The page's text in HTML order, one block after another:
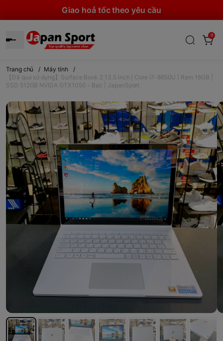
Giao hoả tốc theo yêu cầu
0
Trang chủ / Máy tính
/
【Đã qua sử dụng】Surface Book 2 13.5 inch | Core i7-8650U | Ram 16GB |
SSD 512GB NVIDA GTX1050 - Bạc | JapanSport